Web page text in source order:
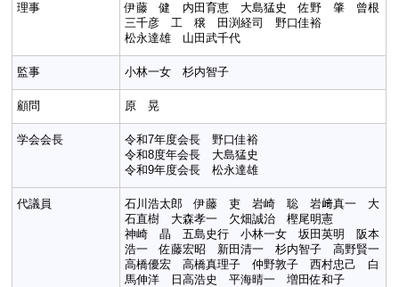
理事
伊藤 健 内田育恵 大島猛史 佐野 肇 曾根
三千彦 工 穣 田渕経司 野口佳裕
松永達雄 山田武千代
監事 小林一女 杉内智子
顧問 原 晃
学会会長
令和7年度会長 野口佳裕
令和8度年会長 大島猛史
令和9年度会長 松永達雄
代議員
石川浩太郎 伊藤 吏 岩崎 聡 岩﨑真一 大
石直樹 大森孝一 欠畑誠治 樫尾明憲
神崎 晶 五島史行 小林一女 坂田英明 阪本
浩一 佐藤宏昭 新田清一 杉内智子 高野賢一
高橋優宏 高橋真理子 仲野敦子 西村忠己 白
馬伸洋 日高浩史 平海晴一 増田佐和子